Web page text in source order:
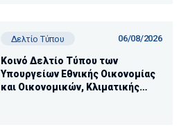
Δελτίο Τύπου 06/08/2026
Κοινό Δελτίο Τύπου των
Υπουργείων Εθνικής Οικονομίας
και Οικονομικών, Κλιματικής